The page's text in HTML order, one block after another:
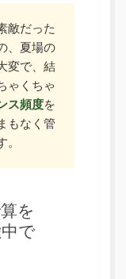
敵だった
、夏場の
変で、結
ゃくちゃ
ス頻度を
もなく管
を
で